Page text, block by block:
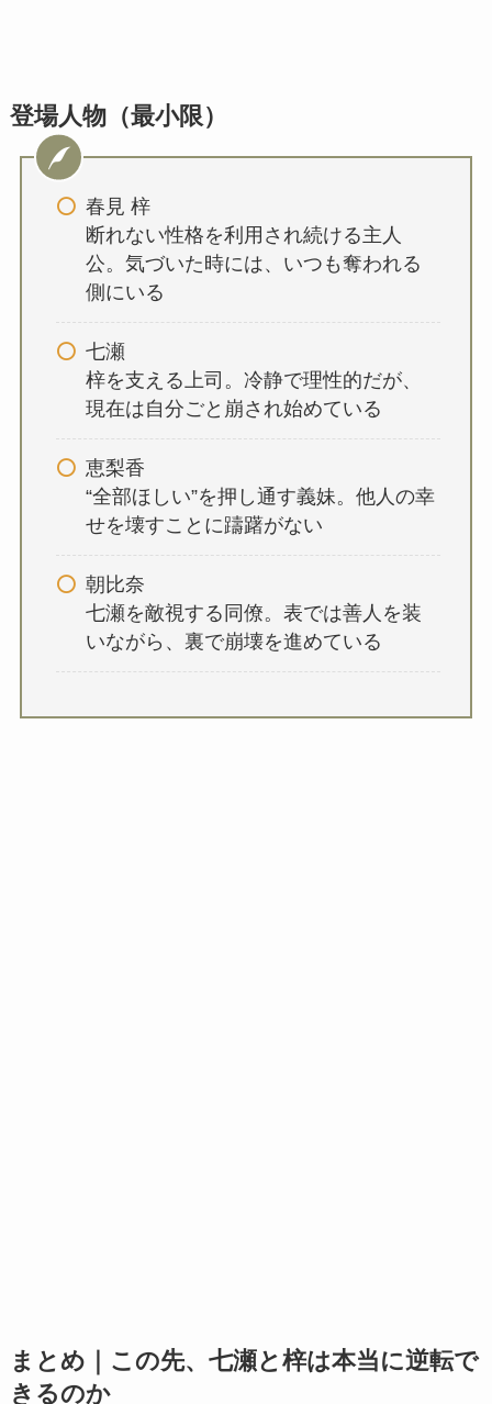
登場人物（最小限）
春見 梓
断れない性格を利用され続ける主人
公。気づいた時には、いつも奪われる
側にいる
七瀬
梓を支える上司。冷静で理性的だが、
現在は自分ごと崩され始めている
恵梨香
“全部ほしい”を押し通す義妹。他人の幸
せを壊すことに躊躇がない
朝比奈
七瀬を敵視する同僚。表では善人を装
いながら、裏で崩壊を進めている
まとめ｜この先、七瀬と梓は本当に逆転で
きるのか